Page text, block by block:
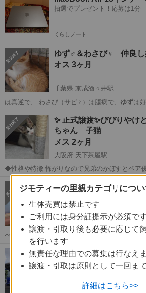
抽選でプレゼント！応募は1分
くらしノート
ゆず♂＆わさび♀ 仲良
オス 3ヶ月
千葉県 京成酒々井駅
は真逆で、 わさび（サビ♀）は臆病で、 ゆずは
千葉 印旛郡 京成酒々井駅 猫
✨ 正式譲渡✨びびりやけ
ちゃん 子猫
メス 2ヶ月
大阪府 天下茶屋駅
◆性格や特徴 怖がりなので兄弟のかぼすとペア優先です。
の場合は、理由を添えてメッセージください。 ◆健康状態 良好です。
◆その他 譲渡条件あります。 高齢な方、おうち訪問不可な方 譲渡や
お返事できません...
大阪
【お家決まりました】ミ
オス 1才1ヶ月
宮城県 あおば通駅
べよく飲み とても健康 ◆その他 ｢
たま｣の
まい、ご応…
宮城 仙台市 あおば通駅 その他
【未経験OK🚚】月収30
ー募集
ドライバーダイレクト
ジモティーの里親カテゴリについ
生体売買は禁止です
ご利用には身分証提示が必須です
譲渡・引取り後も必要に応じて
を行います
無責任な理由での募集は行なえ
譲渡・引取は原則として一回ま
詳細はこちら>>